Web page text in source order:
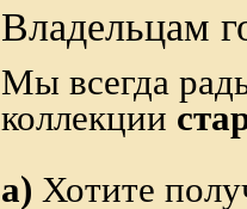
Владельцам
Мы всегда
коллекции
а) Хотите